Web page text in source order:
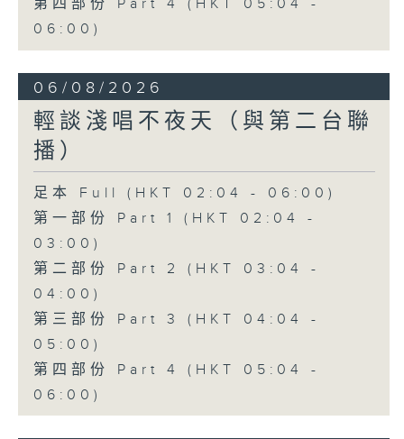
第四部份 Part 4 (HKT 05:04 -
06:00)
06/08/2026
輕談淺唱不夜天（與第二台聯
播）
足本 Full (HKT 02:04 - 06:00)
第一部份 Part 1 (HKT 02:04 -
03:00)
第二部份 Part 2 (HKT 03:04 -
04:00)
第三部份 Part 3 (HKT 04:04 -
05:00)
第四部份 Part 4 (HKT 05:04 -
06:00)